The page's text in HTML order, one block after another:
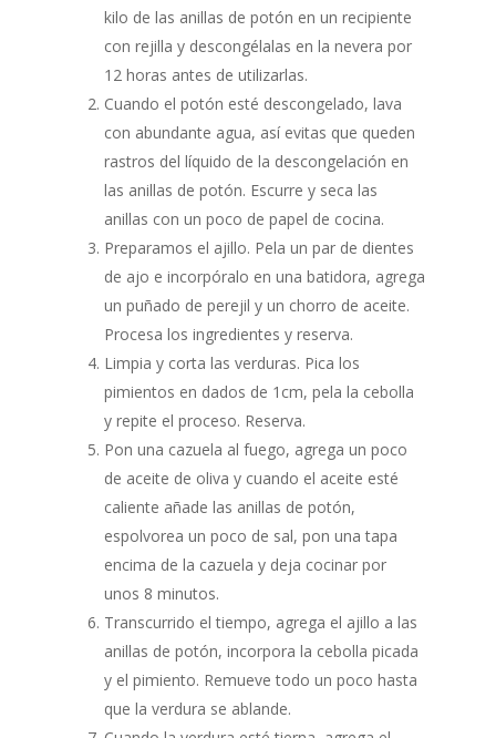
kilo de las anillas de potón en un recipiente
con rejilla y descongélalas en la nevera por
12 horas antes de utilizarlas.
Cuando el potón esté descongelado, lava
con abundante agua, así evitas que queden
rastros del líquido de la descongelación en
las anillas de potón. Escurre y seca las
anillas con un poco de papel de cocina.
Preparamos el ajillo. Pela un par de dientes
de ajo e incorpóralo en una batidora, agrega
un puñado de perejil y un chorro de aceite.
Procesa los ingredientes y reserva.
Limpia y corta las verduras. Pica los
pimientos en dados de 1cm, pela la cebolla
y repite el proceso. Reserva.
Pon una cazuela al fuego, agrega un poco
de aceite de oliva y cuando el aceite esté
caliente añade las anillas de potón,
espolvorea un poco de sal, pon una tapa
encima de la cazuela y deja cocinar por
unos 8 minutos.
Transcurrido el tiempo, agrega el ajillo a las
anillas de potón, incorpora la cebolla picada
y el pimiento. Remueve todo un poco hasta
que la verdura se ablande.